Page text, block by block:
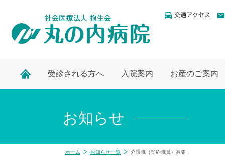
交通アクセス
受診される方へ 入院案内 お産のご案内
お知らせ
ホーム お知らせ一覧 介護職（契約職員）募集